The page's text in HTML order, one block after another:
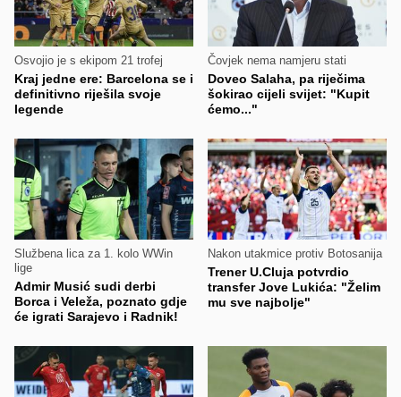
Osvojio je s ekipom 21 trofej
Kraj jedne ere: Barcelona se i
definitivno riješila svoje
legende
Čovjek nema namjeru stati
Doveo Salaha, pa riječima
šokirao cijeli svijet: "Kupit
ćemo..."
Službena lica za 1. kolo WWin
lige
Admir Musić sudi derbi
Borca i Veleža, poznato gdje
će igrati Sarajevo i Radnik!
Nakon utakmice protiv Botosanija
Trener U.Cluja potvrdio
transfer Jove Lukića: "Želim
mu sve najbolje"